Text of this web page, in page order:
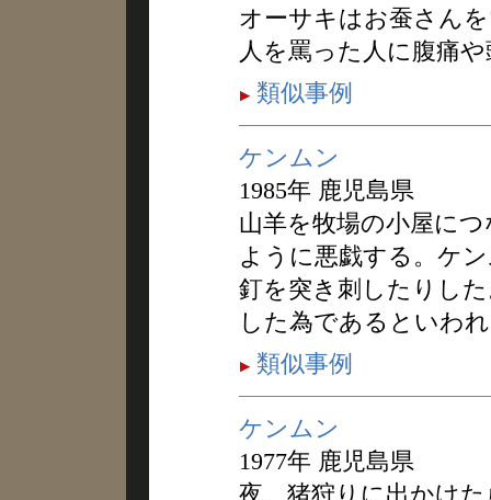
オーサキはお蚕さん
人を罵った人に腹痛
類似事例
ケンムン
1985年 鹿児島県
山羊を牧場の小屋に
ように悪戯する。ケ
釘を突き刺したりし
した為であるといわ
類似事例
ケンムン
1977年 鹿児島県
夜、猪狩りに出かけ